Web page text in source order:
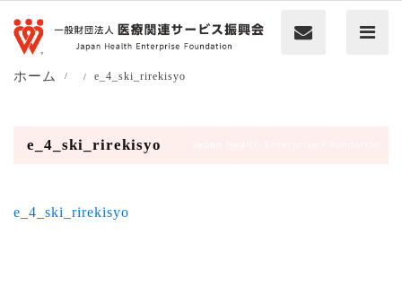
ホーム e_4_ski_rirekisyo
e_4_ski_rirekisyo
e_4_ski_rirekisyo